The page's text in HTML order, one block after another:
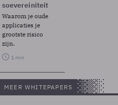
soevereiniteit
Waarom je oude
applicaties je
grootste risico
zijn.
1 min
MEER WHITEPAPERS